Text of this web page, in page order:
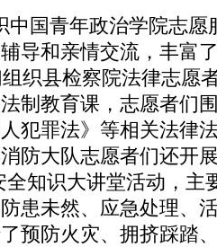
国青年政治学院志愿
导和亲情交流，丰富
织县检察院法律志愿
制教育课，志愿者们
犯罪法》等相关法律
防大队志愿者们还开
全知识大讲堂活动，主
患未然、应急处理、
预防火灾、拥挤踩踏